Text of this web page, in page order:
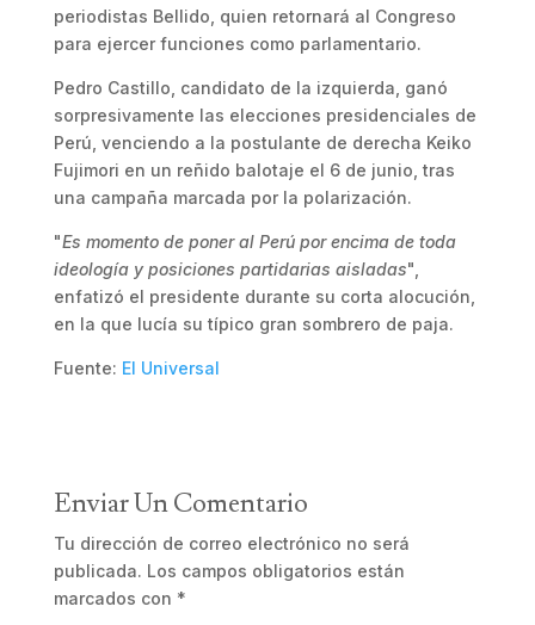
periodistas Bellido, quien retornará al Congreso
para ejercer funciones como parlamentario.
Pedro Castillo, candidato de la izquierda, ganó
sorpresivamente las elecciones presidenciales de
Perú, venciendo a la postulante de derecha Keiko
Fujimori en un reñido balotaje el 6 de junio, tras
una campaña marcada por la polarización.
"Es momento de poner al Perú por encima de toda
ideología y posiciones partidarias aisladas",
enfatizó el presidente durante su corta alocución,
en la que lucía su típico gran sombrero de paja.
Fuente: El Universal
Enviar Un Comentario
Tu dirección de correo electrónico no será
publicada. Los campos obligatorios están
marcados con *